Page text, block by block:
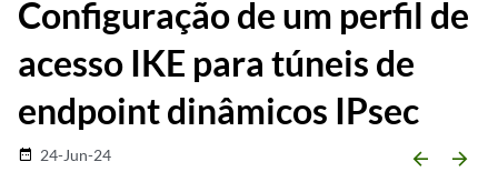
Configuração de um perfil de
acesso IKE para túneis de
endpoint dinâmicos IPsec
date_range 24-Jun-24 arrow_backward arrow_forward